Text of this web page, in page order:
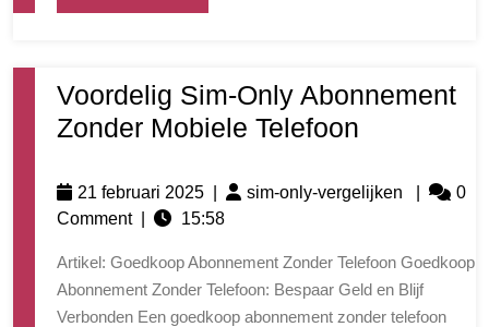
Voordelig Sim-Only Abonnement
Zonder Mobiele Telefoon
21 februari 2025 sim-only-vergelijken
0
Comment
15:58
Artikel: Goedkoop Abonnement Zonder Telefoon Goedkoop
Abonnement Zonder Telefoon: Bespaar Geld en Blijf
Verbonden Een goedkoop abonnement zonder telefoon